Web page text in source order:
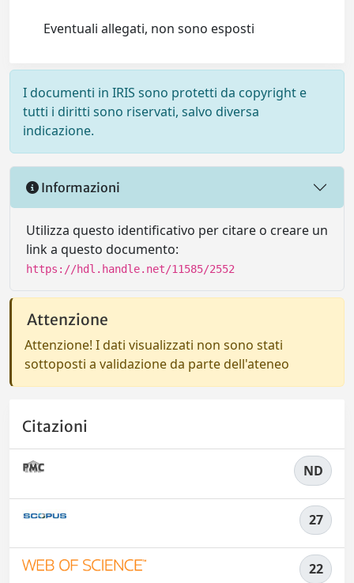
Eventuali allegati, non sono esposti
I documenti in IRIS sono protetti da copyright e
tutti i diritti sono riservati, salvo diversa
indicazione.
Informazioni
Utilizza questo identificativo per citare o creare un
link a questo documento:
https://hdl.handle.net/11585/2552
Attenzione
Attenzione! I dati visualizzati non sono stati
sottoposti a validazione da parte dell'ateneo
Citazioni
ND
27
22